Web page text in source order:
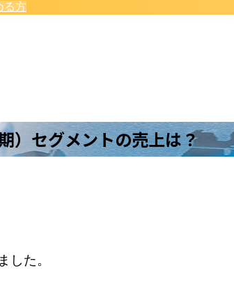
る方
セグメントの売上は？
した。